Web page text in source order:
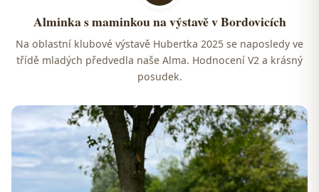
Alminka s maminkou na výstavě v Bordovicích
Na oblastní klubové výstavě Hubertka 2025 se naposledy ve
třídě mladých předvedla naše Alma. Hodnocení V2 a krásný
posudek.